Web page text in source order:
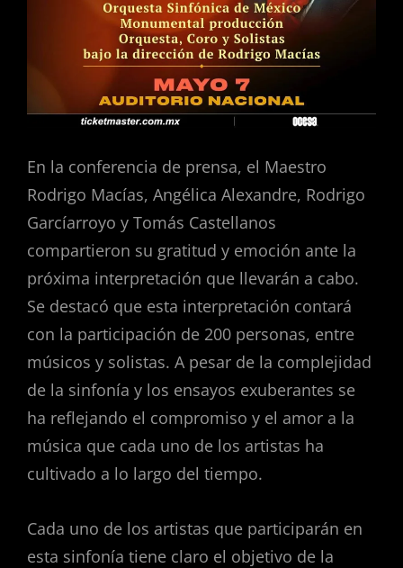
En la conferencia de prensa, el Maestro
Rodrigo Macías, Angélica Alexandre, Rodrigo
Garcíarroyo y Tomás Castellanos
compartieron su gratitud y emoción ante la
próxima interpretación que llevarán a cabo.
Se destacó que esta interpretación contará
con la participación de 200 personas, entre
músicos y solistas. A pesar de la complejidad
de la sinfonía y los ensayos exuberantes se
ha reflejando el compromiso y el amor a la
música que cada uno de los artistas ha
cultivado a lo largo del tiempo.
Cada uno de los artistas que participarán en
esta sinfonía tiene claro el objetivo de la